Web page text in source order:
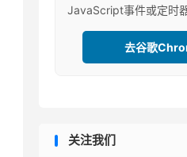
JavaScript事件或定时
去谷歌
关注我们